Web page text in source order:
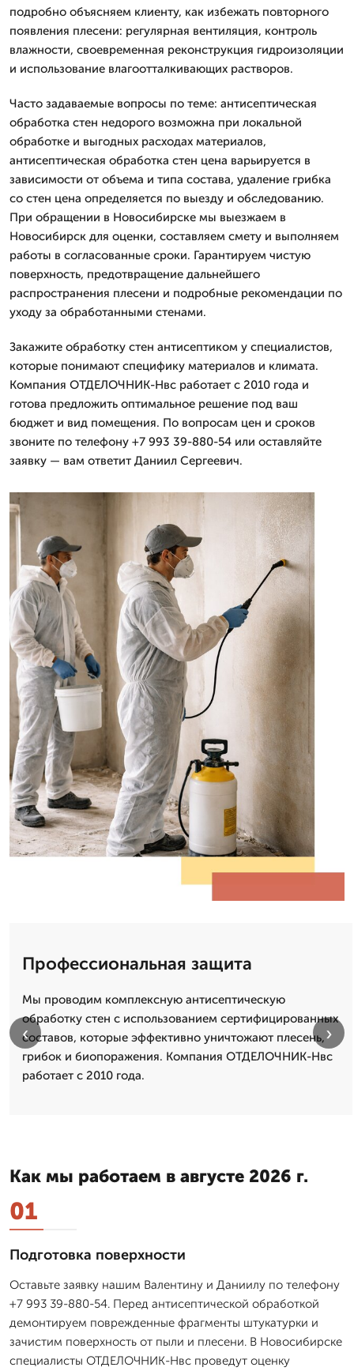
подробно объясняем клиенту, как избежать повторного
появления плесени: регулярная вентиляция, контроль
влажности, своевременная реконструкция гидроизоляции
и использование влагоотталкивающих растворов.
Часто задаваемые вопросы по теме: антисептическая
обработка стен недорого возможна при локальной
обработке и выгодных расходах материалов,
антисептическая обработка стен цена варьируется в
зависимости от объема и типа состава, удаление грибка
со стен цена определяется по выезду и обследованию.
При обращении в Новосибирске мы выезжаем в
Новосибирск для оценки, составляем смету и выполняем
работы в согласованные сроки. Гарантируем чистую
поверхность, предотвращение дальнейшего
распространения плесени и подробные рекомендации по
уходу за обработанными стенами.
Закажите обработку стен антисептиком у специалистов,
которые понимают специфику материалов и климата.
Компания ОТДЕЛОЧНИК-Нвс работает с 2010 года и
готова предложить оптимальное решение под ваш
бюджет и вид помещения. По вопросам цен и сроков
звоните по телефону +7 993 39-880-54 или оставляйте
заявку — вам ответит Даниил Сергеевич.
Профессиональная защита
Мы проводим комплексную антисептическую
обработку стен с использованием сертифицированных
составов, которые эффективно уничтожают плесень,
грибок и биопоражения. Компания ОТДЕЛОЧНИК-Нвс
работает с 2010 года.
‹ ›
Как мы работаем в августе 2026 г.
01
Подготовка поверхности
Оставьте заявку нашим Валентину и Даниилу по телефону
+7 993 39-880-54. Перед антисептической обработкой
демонтируем поврежденные фрагменты штукатурки и
зачистим поверхность от пыли и плесени. В Новосибирске
специалисты ОТДЕЛОЧНИК-Нвс проведут оценку